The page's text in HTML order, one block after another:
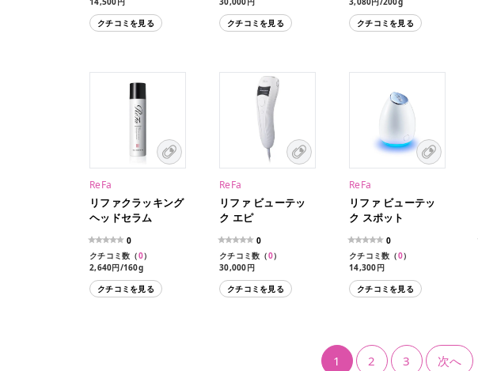
クチコミを見る
クチコミを見る
クチコミを見る
ReFa
リファクラッキング
ヘッドセラム
0
クチコミ数（0）
2,640円/160g
クチコミを見る
ReFa
リファ ビューテッ
ク エピ
0
クチコミ数（0）
30,000円
クチコミを見る
ReFa
リファ ビューテッ
ク スポット
0
クチコミ数（0）
14,300円
クチコミを見る
1 2 3 次へ